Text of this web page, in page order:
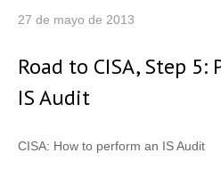
27 de mayo de 2013
Road to CISA, Step
IS Audit
CISA: How to perform an IS Audit